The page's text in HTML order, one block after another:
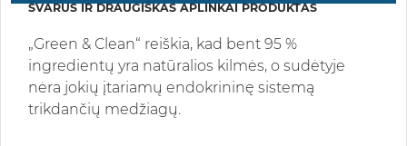
ŠVARUS IR DRAUGIŠKAS APLINKAI PRODUKTAS
„Green & Clean“ reiškia, kad bent 95 %
ingredientų yra natūralios kilmės, o sudėtyje
nėra jokių įtariamų endokrininę sistemą
trikdančių medžiagų.